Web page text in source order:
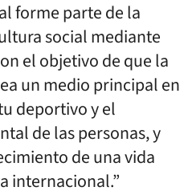
forme parte de la
social mediante
el objetivo de que la
un medio principal en
deportivo y el
de las personas, y
de una vida
internacional.”